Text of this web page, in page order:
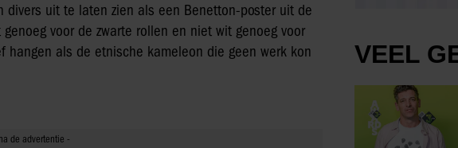
divers uit te laten zien als een Benetton-poster uit de
voor de zwarte rollen en niet wit genoeg voor
als de etnische kameleon die geen werk kon